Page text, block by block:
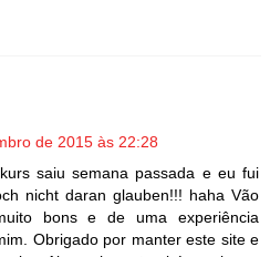
de 2015 às 22:28
saiu semana passada e eu fui
nicht daran glauben!!! haha Vão
bons e de uma experiência
Obrigado por manter este site e